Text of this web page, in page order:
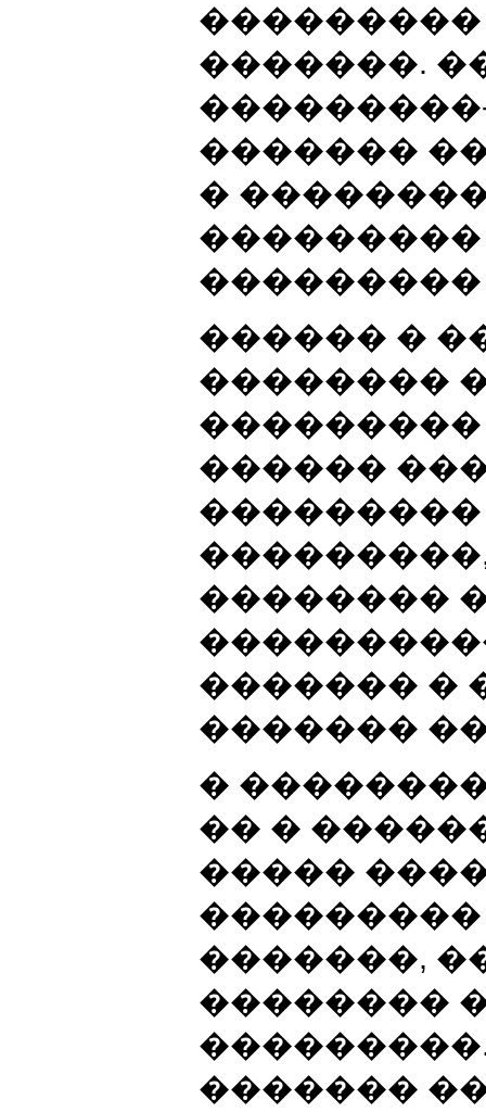
�������.
�������
�
���������
������ �
��������
������
��������
������� �
�������
�
�� �
�����
���������
�������,
��������
�������